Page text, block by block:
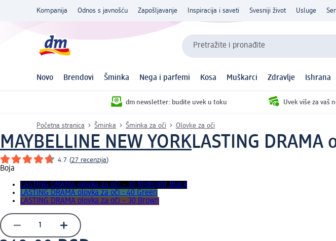
Kompanija Odnos s javnošću Zapošljavanje Inspiracija i saveti Svesniji život Usluge
Pretražite i pronađite
Novo Brendovi Šminka Nega i parfemi Kosa Muškarci Zdravlje Ishrana
dm newsletter: budite uvek u toku Uvek više za vaš
Početna stranica Šminka Šminka za oči Olovke za oči
MAYBELLINE NEW YORKLASTING
4.7 (27 recenzija)
Boja
LASTING DRAMA olovka za oči – 10 Midnight Black
LASTING DRAMA olovka za oči - 40 Green
LASTING DRAMA olovka za oči – 30 Brown